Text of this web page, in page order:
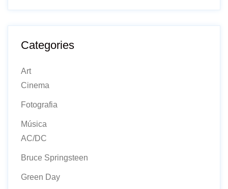
Categories
Art
Cinema
Fotografia
Música
AC/DC
Bruce Springsteen
Green Day